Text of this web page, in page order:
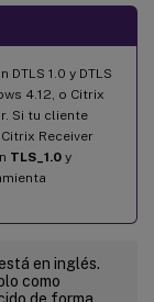
1.0 y DTLS
4.12, o Citrix
Si tu cliente
Receiver
TLS_1.0 y
en inglés.
como
de forma